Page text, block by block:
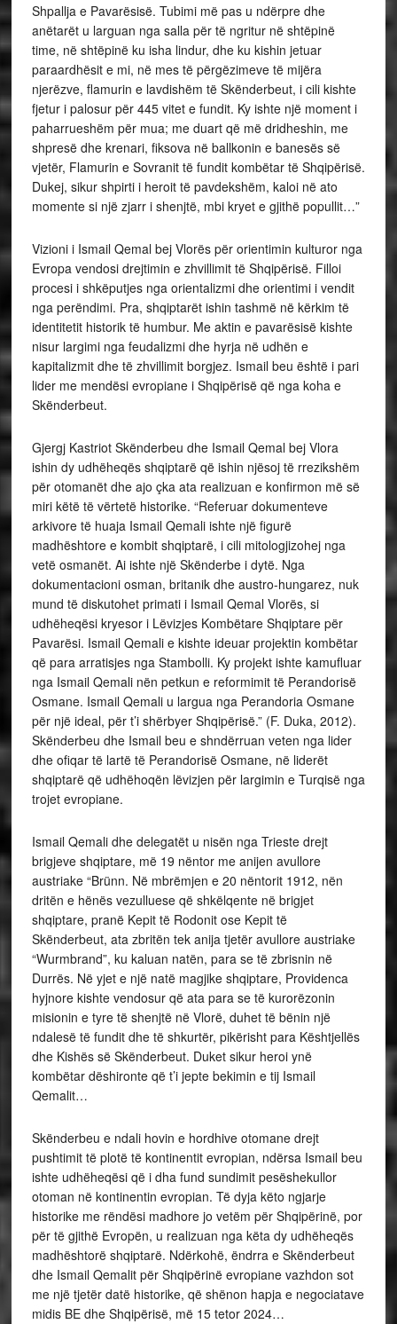
Shpallja e Pavarësisë. Tubimi më pas u ndërpre dhe
anëtarët u larguan nga salla për të ngritur në shtëpinë
time, në shtëpinë ku isha lindur, dhe ku kishin jetuar
paraardhësit e mi, në mes të përgëzimeve të mijëra
njerëzve, flamurin e lavdishëm të Skënderbeut, i cili kishte
fjetur i palosur për 445 vitet e fundit. Ky ishte një moment i
paharrueshëm për mua; me duart që më dridheshin, me
shpresë dhe krenari, fiksova në ballkonin e banesës së
vjetër, Flamurin e Sovranit të fundit kombëtar të Shqipërisë.
Dukej, sikur shpirti i heroit të pavdekshëm, kaloi në ato
momente si një zjarr i shenjtë, mbi kryet e gjithë popullit…”
Vizioni i Ismail Qemal bej Vlorës për orientimin kulturor nga
Evropa vendosi drejtimin e zhvillimit të Shqipërisë. Filloi
procesi i shkëputjes nga orientalizmi dhe orientimi i vendit
nga perëndimi. Pra, shqiptarët ishin tashmë në kërkim të
identitetit historik të humbur. Me aktin e pavarësisë kishte
nisur largimi nga feudalizmi dhe hyrja në udhën e
kapitalizmit dhe të zhvillimit borgjez. Ismail beu është i pari
lider me mendësi evropiane i Shqipërisë që nga koha e
Skënderbeut.
Gjergj Kastriot Skënderbeu dhe Ismail Qemal bej Vlora
ishin dy udhëheqës shqiptarë që ishin njësoj të rrezikshëm
për otomanët dhe ajo çka ata realizuan e konfirmon më së
miri këtë të vërtetë historike. “Referuar dokumenteve
arkivore të huaja Ismail Qemali ishte një figurë
madhështore e kombit shqiptarë, i cili mitologjizohej nga
vetë osmanët. Ai ishte një Skënderbe i dytë. Nga
dokumentacioni osman, britanik dhe austro-hungarez, nuk
mund të diskutohet primati i Ismail Qemal Vlorës, si
udhëheqësi kryesor i Lëvizjes Kombëtare Shqiptare për
Pavarësi. Ismail Qemali e kishte ideuar projektin kombëtar
që para arratisjes nga Stambolli. Ky projekt ishte kamufluar
nga Ismail Qemali nën petkun e reformimit të Perandorisë
Osmane. Ismail Qemali u largua nga Perandoria Osmane
për një ideal, për t’i shërbyer Shqipërisë.” (F. Duka, 2012).
Skënderbeu dhe Ismail beu e shndërruan veten nga lider
dhe ofiqar të lartë të Perandorisë Osmane, në liderët
shqiptarë që udhëhoqën lëvizjen për largimin e Turqisë nga
trojet evropiane.
Ismail Qemali dhe delegatët u nisën nga Trieste drejt
brigjeve shqiptare, më 19 nëntor me anijen avullore
austriake “Brünn. Në mbrëmjen e 20 nëntorit 1912, nën
dritën e hënës vezulluese që shkëlqente në brigjet
shqiptare, pranë Kepit të Rodonit ose Kepit të
Skënderbeut, ata zbritën tek anija tjetër avullore austriake
“Wurmbrand”, ku kaluan natën, para se të zbrisnin në
Durrës. Në yjet e një natë magjike shqiptare, Providenca
hyjnore kishte vendosur që ata para se të kurorëzonin
misionin e tyre të shenjtë në Vlorë, duhet të bënin një
ndalesë të fundit dhe të shkurtër, pikërisht para Kështjellës
dhe Kishës së Skënderbeut. Duket sikur heroi ynë
kombëtar dëshironte që t’i jepte bekimin e tij Ismail
Qemalit…
Skënderbeu e ndali hovin e hordhive otomane drejt
pushtimit të plotë të kontinentit evropian, ndërsa Ismail beu
ishte udhëheqësi që i dha fund sundimit pesëshekullor
otoman në kontinentin evropian. Të dyja këto ngjarje
historike me rëndësi madhore jo vetëm për Shqipërinë, por
për të gjithë Evropën, u realizuan nga këta dy udhëheqës
madhështorë shqiptarë. Ndërkohë, ëndrra e Skënderbeut
dhe Ismail Qemalit për Shqipërinë evropiane vazhdon sot
me një tjetër datë historike, që shënon hapja e negociatave
midis BE dhe Shqipërisë, më 15 tetor 2024…